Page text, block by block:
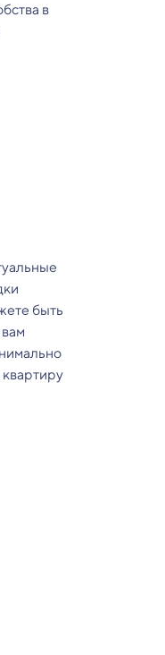
в
быть